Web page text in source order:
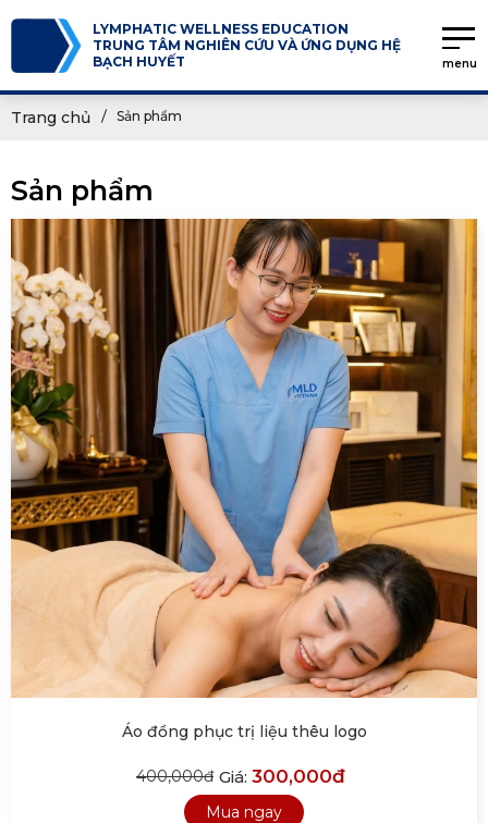
LYMPHATIC WELLNESS EDUCATION
TRUNG TÂM NGHIÊN CỨU VÀ ỨNG DỤNG HỆ
BẠCH HUYẾT
menu
Trang chủ Sản phẩm
Sản phẩm
Áo đồng phục trị liệu thêu logo
400,000đ Giá: 300,000đ
Mua ngay